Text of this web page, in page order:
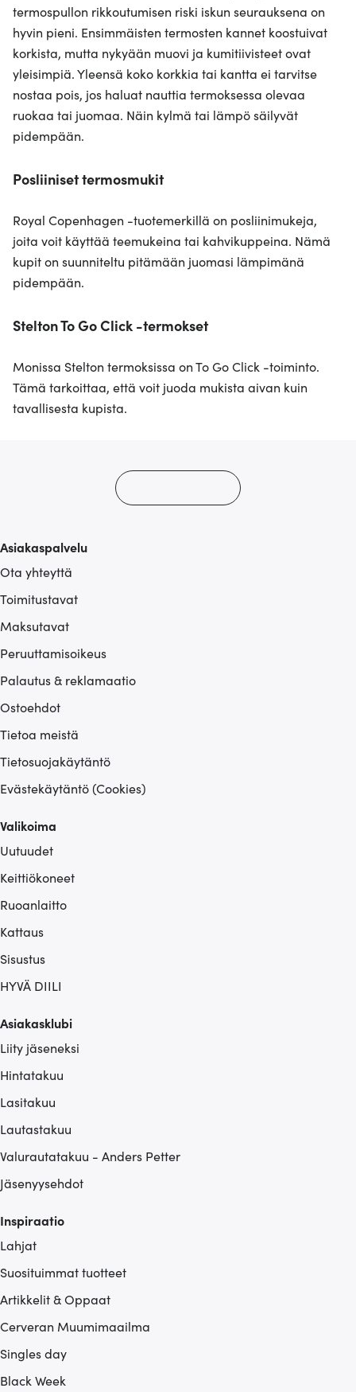
termospullon rikkoutumisen riski iskun seurauksena on
hyvin pieni. Ensimmäisten termosten kannet koostuivat
korkista, mutta nykyään muovi ja kumitiivisteet ovat
yleisimpiä. Yleensä koko korkkia tai kantta ei tarvitse
nostaa pois, jos haluat nauttia termoksessa olevaa
ruokaa tai juomaa. Näin kylmä tai lämpö säilyvät
pidempään.
Posliiniset termosmukit
Royal Copenhagen -tuotemerkillä on posliinimukeja,
joita voit käyttää teemukeina tai kahvikuppeina. Nämä
kupit on suunniteltu pitämään juomasi lämpimänä
pidempään.
Stelton To Go Click -termokset
Monissa Stelton termoksissa on To Go Click -toiminto.
Tämä tarkoittaa, että voit juoda mukista aivan kuin
tavallisesta kupista.
Asiakaspalvelu
Ota yhteyttä
Toimitustavat
Maksutavat
Peruuttamisoikeus
Palautus & reklamaatio
Ostoehdot
Tietoa meistä
Tietosuojakäytäntö
Evästekäytäntö (Cookies)
Valikoima
Uutuudet
Keittiökoneet
Ruoanlaitto
Kattaus
Sisustus
HYVÄ DIILI
Asiakasklubi
Liity jäseneksi
Hintatakuu
Lasitakuu
Lautastakuu
Valurautatakuu - Anders Petter
Jäsenyysehdot
Inspiraatio
Lahjat
Suosituimmat tuotteet
Artikkelit & Oppaat
Cerveran Muumimaailma
Singles day
Black Week